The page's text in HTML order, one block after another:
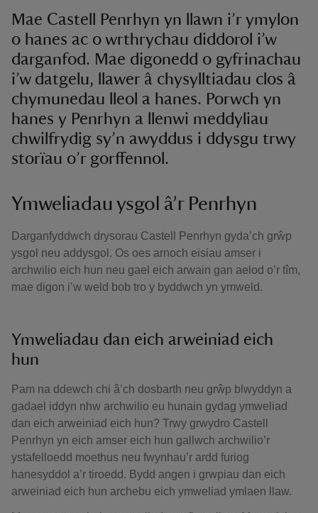
Mae Castell Penrhyn yn llawn i’r ymylon
o hanes ac o wrthrychau diddorol i’w
darganfod. Mae digonedd o gyfrinachau
i’w datgelu, llawer â chysylltiadau clos â
chymunedau lleol a hanes. Porwch yn
hanes y Penrhyn a llenwi meddyliau
chwilfrydig sy’n awyddus i ddysgu trwy
storïau o’r gorffennol.
Ymweliadau ysgol â’r Penrhyn
Darganfyddwch drysorau Castell Penrhyn gyda’ch grŵp
ysgol neu addysgol. Os oes arnoch eisiau amser i
archwilio eich hun neu gael eich arwain gan aelod o’r tîm,
mae digon i’w weld bob tro y byddwch yn ymweld.
Ymweliadau dan eich arweiniad eich
hun
Pam na ddewch chi â’ch dosbarth neu grŵp blwyddyn a
gadael iddyn nhw archwilio eu hunain gydag ymweliad
dan eich arweiniad eich hun? Trwy grwydro Castell
Penrhyn yn eich amser eich hun gallwch archwilio’r
ystafelloedd moethus neu fwynhau’r ardd furiog
hanesyddol a’r tiroedd. Bydd angen i grwpiau dan eich
arweiniad eich hun archebu eich ymweliad ymlaen llaw.